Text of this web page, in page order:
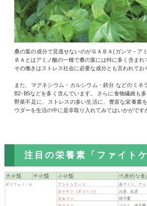
桑の葉の成分で見逃せないのがＧＡＢＡ(ガンマ－ア
ＢＡとはアミノ酸の一種で桑の葉には特に多く含まれ
その働きはストレス社会に必要な成分とも言われてお
また、マグネシウム・カルシウム・鉄分 などのミネ
B2･B5などを多く含んでいます。 さらに食物繊維も
野菜不足に、ストレスの多い生活に、豊富な栄養素
ウダーを生活の中に是非取り入れてみてはいかがです
注目の栄養素「ファイト